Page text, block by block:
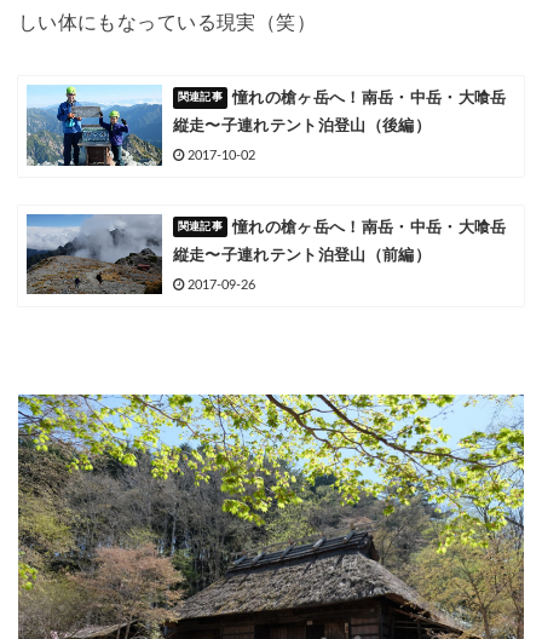
しい体にもなっている現実（笑）
憧れの槍ヶ岳へ！南岳・中岳・大喰岳
縦走〜子連れテント泊登山（後編）
2017-10-02
憧れの槍ヶ岳へ！南岳・中岳・大喰岳
縦走〜子連れテント泊登山（前編）
2017-09-26